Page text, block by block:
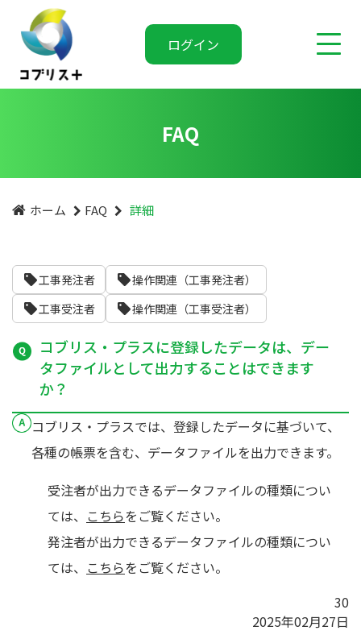
ログイン
FAQ
ホーム FAQ 詳細
工事発注者
操作関連（工事発注者）
工事受注者
操作関連（工事受注者）
コブリス・プラスに登録したデータは、デー
タファイルとして出力することはできます
か？
コブリス・プラスでは、登録したデータに基づいて、
各種の帳票を含む、データファイルを出力できます。
受注者が出力できるデータファイルの種類につい
ては、 こちらをご覧ください。
発注者が出力できるデータファイルの種類につい
ては、 こちらをご覧ください。
30
2025年02月27日